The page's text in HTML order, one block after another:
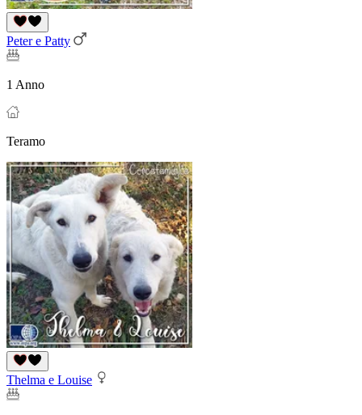
Peter e Patty
1 Anno
Teramo
Thelma e Louise